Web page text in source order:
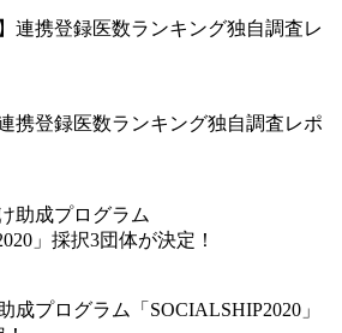
携登録医数ランキング独⾃調査レポ
成プログラム「SOCIALSHIP2020」